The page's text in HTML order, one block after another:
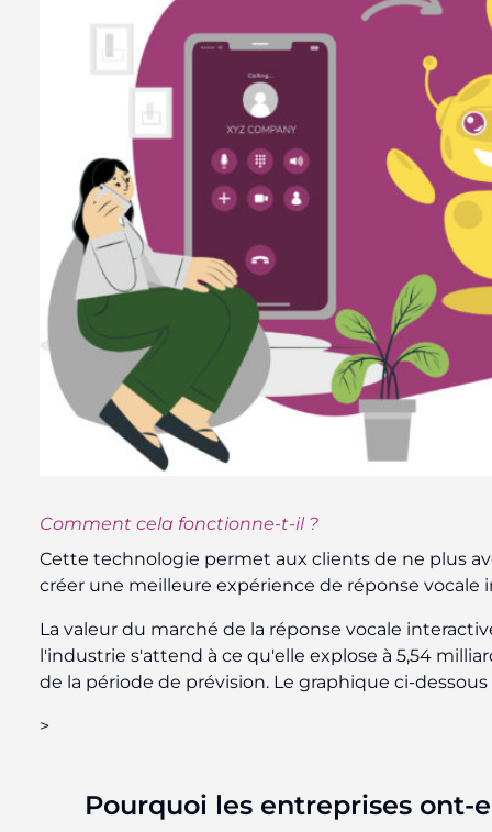
Comment cela fonctionne-t-il ?
Cette technologie permet aux clients de ne plus
créer une meilleure expérience de réponse vocale
La valeur du marché de la réponse vocale
l'industrie s'attend à ce qu'elle explose à 5,54
de la période de prévision. Le graphique ci-
>
Pourquoi les entreprises ont-